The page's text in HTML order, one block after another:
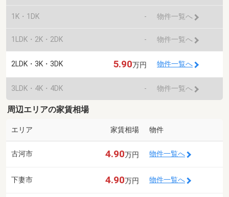
1K・1DK - 物件一覧へ
1LDK・2K・2DK - 物件一覧へ
2LDK・3K・3DK 5.90万円 物件一覧へ
3LDK・4K・4DK - 物件一覧へ
周辺エリアの家賃相場
エリア 家賃相場 物件
古河市 4.90万円 物件一覧へ
下妻市 4.90万円 物件一覧へ